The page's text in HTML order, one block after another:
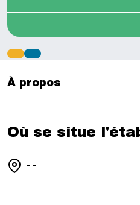
À propos
Où se situe
- -